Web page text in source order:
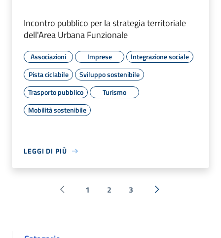
Incontro pubblico per la strategia territoriale
dell'Area Urbana Funzionale
Associazioni Imprese
Integrazione sociale
Pista ciclabile
Sviluppo sostenibile
Trasporto pubblico
Turismo
Mobilità sostenibile
LEGGI DI PIÙ
Pagina precedente
1 2 3 Successiva »